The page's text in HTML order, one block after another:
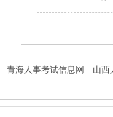
青海人事考试信息网
山西